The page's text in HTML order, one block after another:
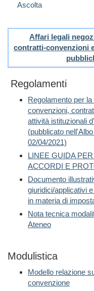
Ascolta
Affari legali
contratti-convenzioni
Regolamenti
Regolamento per
convenzioni,
attività istituzionali
(pubblicato
02/04/2021)
LINEE GUIDA
ACCORDI E
Documento
giuridici/applicativi
in materia di
Nota tecnica
Ateneo
Modulistica
Modello relazione
convenzione